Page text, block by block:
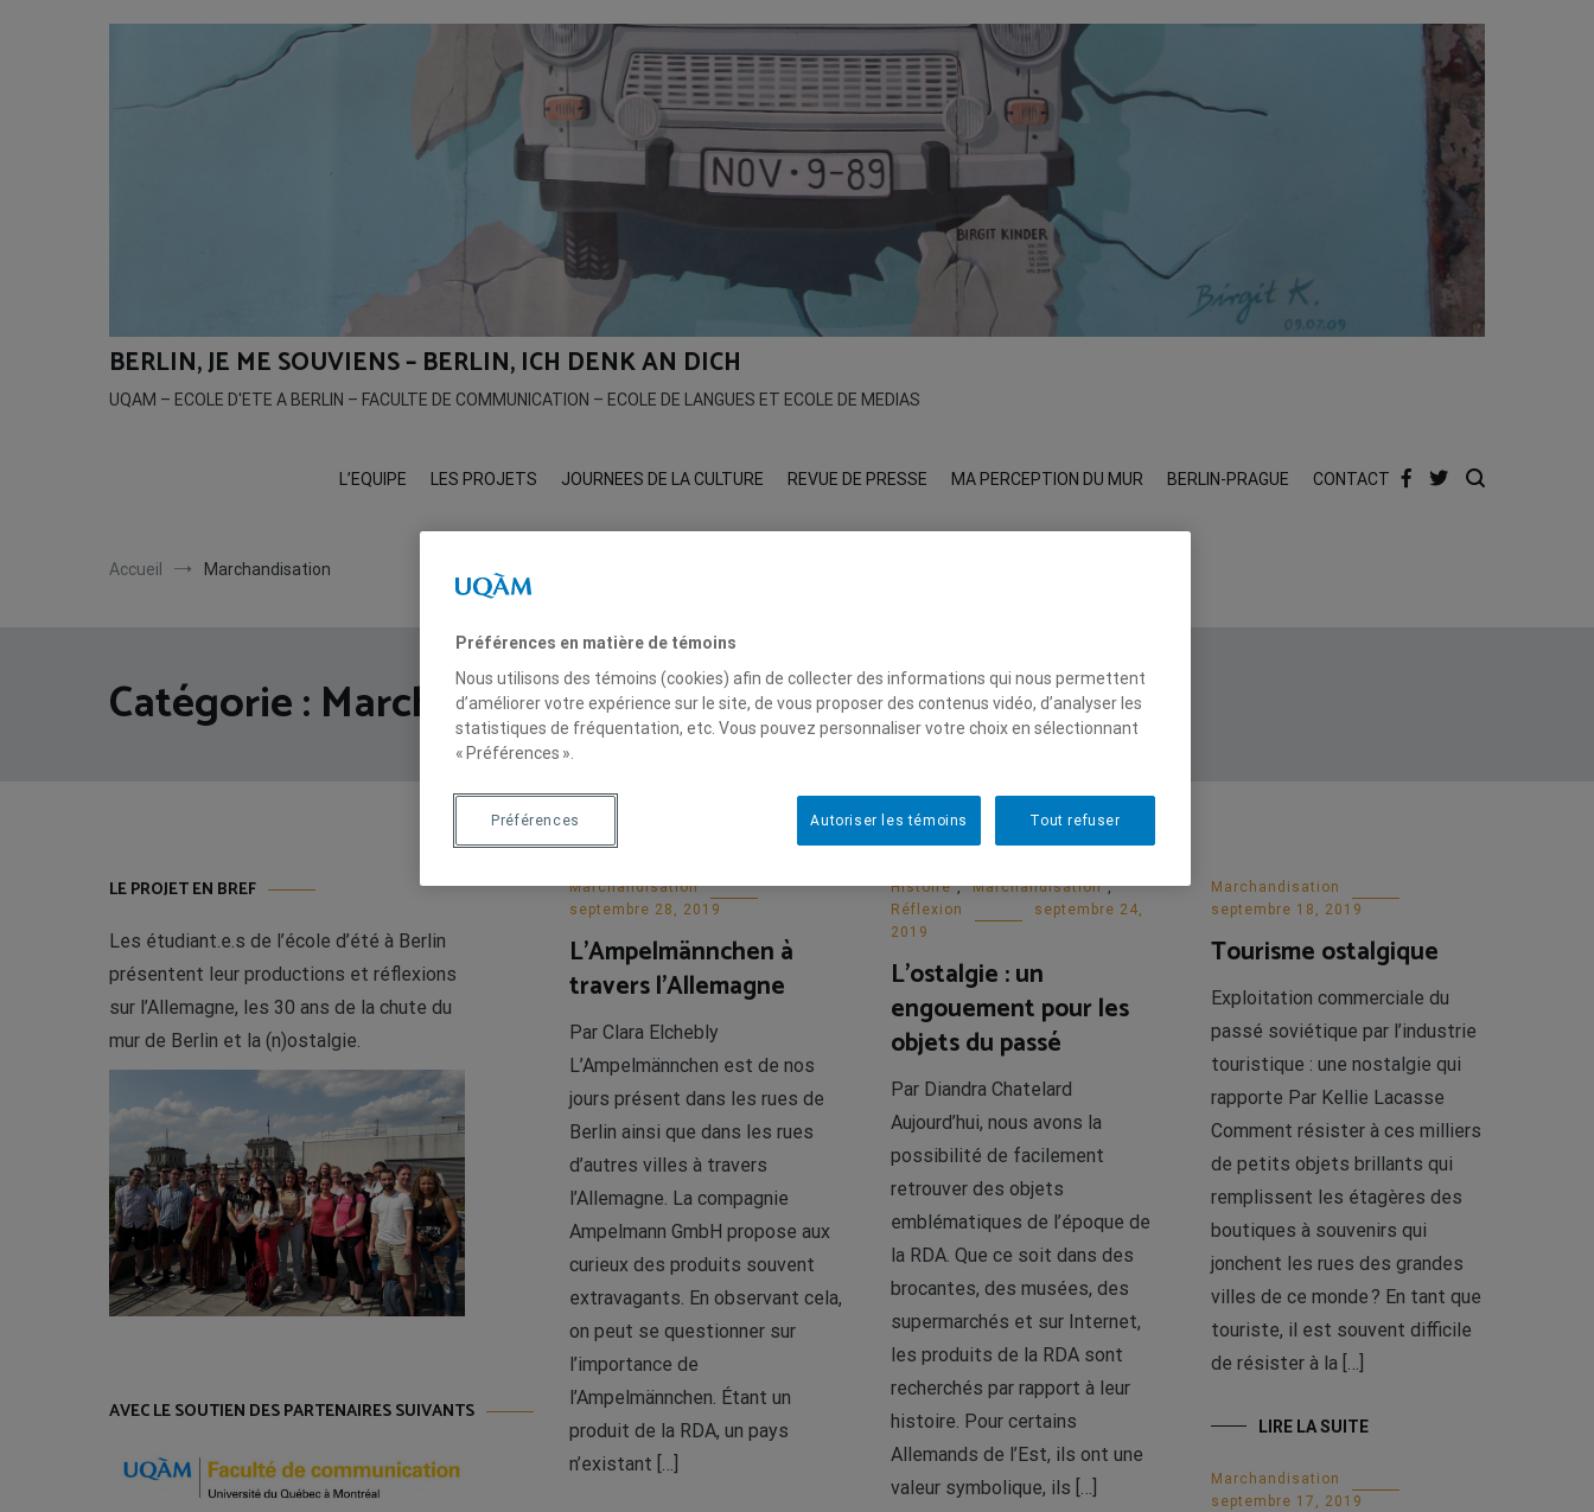
BERLIN, JE ME SOUVIENS – BERLIN, ICH DENK AN DICH
UQAM – ECOLE D'ETE A BERLIN – FACULTE DE COMMUNICATION – ECOLE DE LANGUES ET ECOLE DE MEDIAS
L’EQUIPE LES PROJETS JOURNEES DE LA CULTURE REVUE DE PRESSE MA PERCEPTION DU MUR BERLIN-PRAGUE CONTACT
Accueil Marchandisation
Catégorie : Marchandisation
Marchandisation
septembre 28, 2019
L’Ampelmännchen à
travers l’Allemagne
Par Clara Elchebly
L’Ampelmännchen est de nos
jours présent dans les rues de
Berlin ainsi que dans les rues
d’autres villes à travers
l’Allemagne. La compagnie
Ampelmann GmbH propose aux
curieux des produits souvent
extravagants. En observant cela,
on peut se questionner sur
l’importance de
l’Ampelmännchen. Étant un
produit de la RDA, un pays
n’existant […]
Histoire , Marchandisation ,
Réflexion
septembre 24,
2019
L’ostalgie : un
engouement pour les
objets du passé
Par Diandra Chatelard
Aujourd’hui, nous avons la
possibilité de facilement
retrouver des objets
emblématiques de l’époque de
la RDA. Que ce soit dans des
brocantes, des musées, des
supermarchés et sur Internet,
les produits de la RDA sont
recherchés par rapport à leur
histoire. Pour certains
Allemands de l’Est, ils ont une
valeur symbolique, ils […]
Marchandisation
septembre 18, 2019
Tourisme ostalgique
Exploitation commerciale du
passé soviétique par l’industrie
touristique : une nostalgie qui
rapporte Par Kellie Lacasse
Comment résister à ces milliers
de petits objets brillants qui
remplissent les étagères des
boutiques à souvenirs qui
jonchent les rues des grandes
villes de ce monde ? En tant que
touriste, il est souvent difficile
de résister à la […]
LIRE LA SUITE
Marchandisation
septembre 17, 2019
LE PROJET EN BREF
Les étudiant.e.s de l’école d’été à Berlin
présentent leur productions et réflexions
sur l’Allemagne, les 30 ans de la chute du
mur de Berlin et la (n)ostalgie.
AVEC LE SOUTIEN DES PARTENAIRES SUIVANTS
Préférences en matière de témoins
Nous utilisons des témoins (cookies) afin de collecter des informations qui nous permettent
d’améliorer votre expérience sur le site, de vous proposer des contenus vidéo, d’analyser les
statistiques de fréquentation, etc. Vous pouvez personnaliser votre choix en sélectionnant
« Préférences ».
Tout refuser
Autoriser les témoins
Préférences